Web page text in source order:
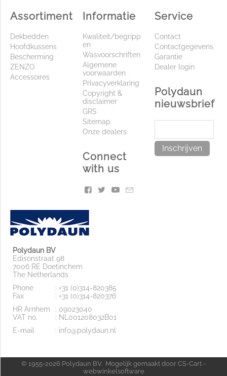
Assortiment
Dekbedden
Hoofdkussens
Bescherming
ZENZO
Accessoires
Informatie
Kwaliteit/begripp
en
Wasvoorschriften
Algemene
voorwaarden
Privacyverklaring
Copyright &
disclaimer
GRS
Sitemap
Onze dealers
Connect
with us
Service
Contact
Contactgegevens
Garantie
Dealer login
Polydaun
nieuwsbrief
Inschrijven
Polydaun BV
Edisonstraat 98
7006 RE Doetinchem
The Netherlands
Phone
Fax
: +31 (0)314-820385
: +31 (0)314-820376
HR Arnhem
VAT no.
: 09023040
: NL001208032B01
E-mail
: info@polydaun.nl
© 1955-2026 Polydaun BV. Mogelijk gemaakt door CS-Cart -
webwinkelsoftware